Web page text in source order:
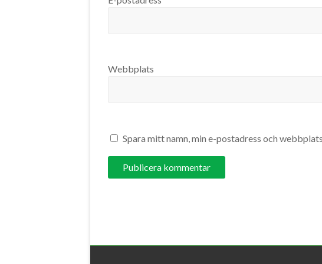
Webbplats
Spara mitt namn, min e-postadress och